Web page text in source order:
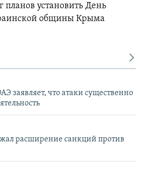
планов установить День
общины Крыма
заявляет, что атаки существенно
расширение санкций против